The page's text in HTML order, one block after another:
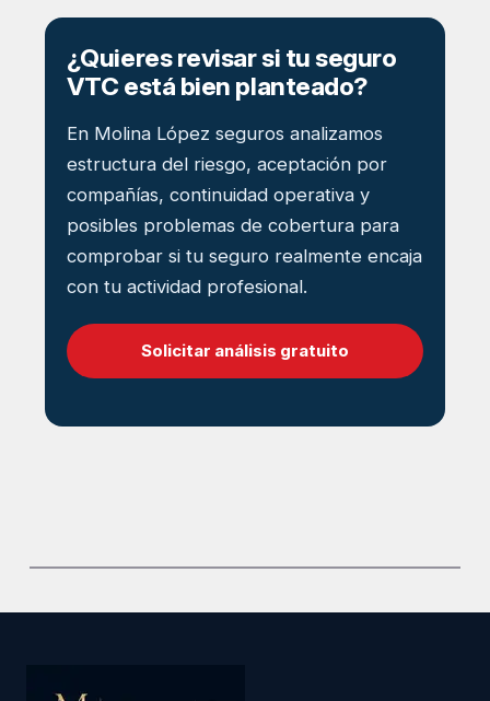
¿Quieres revisar si tu seguro
VTC está bien planteado?
En Molina López seguros analizamos
estructura del riesgo, aceptación por
compañías, continuidad operativa y
posibles problemas de cobertura para
comprobar si tu seguro realmente encaja
con tu actividad profesional.
Solicitar análisis gratuito